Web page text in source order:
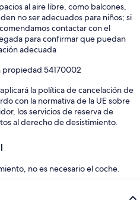
al aire libre, como balcones,
no ser adecuados para niños; si
contactar con el
para confirmar que puedan
adecuada
54170002
la política de cancelación de
con la normativa de la UE sobre
los servicios de reserva de
al derecho de desistimiento.
no es necesario el coche.